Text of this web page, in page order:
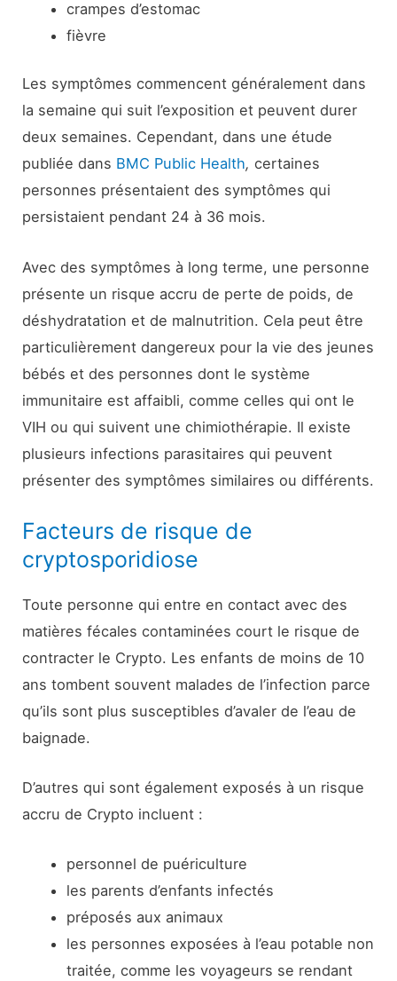
crampes d’estomac
fièvre
Les symptômes commencent généralement dans
la semaine qui suit l’exposition et peuvent durer
deux semaines. Cependant, dans une étude
publiée dans BMC Public Health,certaines
personnes présentaient des symptômes qui
persistaient pendant 24 à 36 mois.
Avec des symptômes à long terme, une personne
présente un risque accru de perte de poids, de
déshydratation et de malnutrition. Cela peut être
particulièrement dangereux pour la vie des jeunes
bébés et des personnes dont le système
immunitaire est affaibli, comme celles qui ont le
VIH ou qui suivent une chimiothérapie. Il existe
plusieurs infections parasitaires qui peuvent
présenter des symptômes similaires ou différents.
Facteurs de risque de
cryptosporidiose
Toute personne qui entre en contact avec des
matières fécales contaminées court le risque de
contracter le Crypto. Les enfants de moins de 10
ans tombent souvent malades de l’infection parce
qu’ils sont plus susceptibles d’avaler de l’eau de
baignade.
D’autres qui sont également exposés à un risque
accru de Crypto incluent :
personnel de puériculture
les parents d’enfants infectés
préposés aux animaux
les personnes exposées à l’eau potable non
traitée, comme les voyageurs se rendant